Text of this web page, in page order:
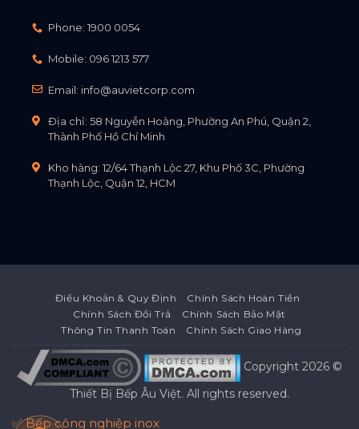
Phone: 1900 0054
Mobile: 096 1213 577
Email: info@auvietcorp.com
Địa chỉ: 58 Nguyễn Hoàng, Phường An Phú, Quận 2,
Thành Phố Hồ Chí Minh
Kho hàng: 12/64 Thạnh Lộc 27, Khu Phố 3C, Phường
Thạnh Lộc, Quận 12, HCM
Điều Khoản & Quy Định
Chính Sách Hoàn Tiền
Chính Sách Đổi Trả
Chính Sách Bảo Mật
Thông Tin Thanh Toán
Chính Sách Giao Hàng
Copyright 2026 ©
Thiết Bị Bếp Âu Việt. All rights reserved.
✅ Bếp công nghiệp inox